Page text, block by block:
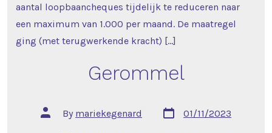
aantal loopbaancheques tijdelijk te reduceren naar
een maximum van 1.000 per maand. De maatregel
ging (met terugwerkende kracht) […]
Gerommel
Post
author
By mariekegenard
Post
date
01/11/2023